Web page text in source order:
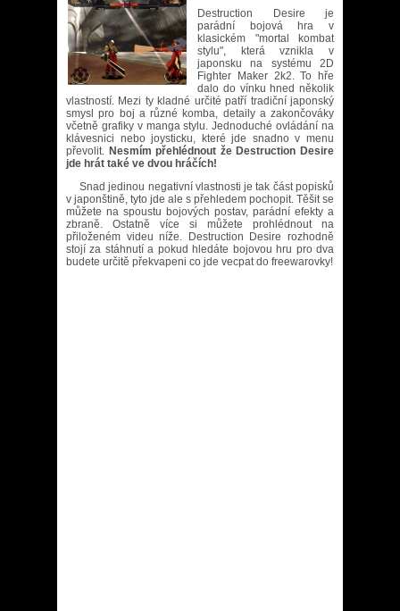
Destruction Desire je
parádní bojová hra v
klasickém "mortal kombat
stylu", která vznikla v
japonsku na systému 2D
Fighter Maker 2k2. To hře
dalo do vínku hned několik
vlastností. Mezi ty kladné určité patří tradiční japonský
smysl pro boj a různé komba, detaily a zakončováky
včetně grafiky v manga stylu. Jednoduché ovládání na
klávesnici nebo joysticku, které jde snadno v menu
převolit. Nesmím přehlédnout že Destruction Desire
jde hrát také ve dvou hráčích!
Snad jedinou negativní vlastnosti je tak část popisků
v japonštině, tyto jde ale s přehledem pochopit. Těšit se
můžete na spoustu bojových postav, parádní efekty a
zbraně. Ostatně více si můžete prohlédnout na
přiloženém videu níže. Destruction Desire rozhodně
stojí za stáhnutí a pokud hledáte bojovou hru pro dva
budete určitě překvapeni co jde vecpat do freewarovky!